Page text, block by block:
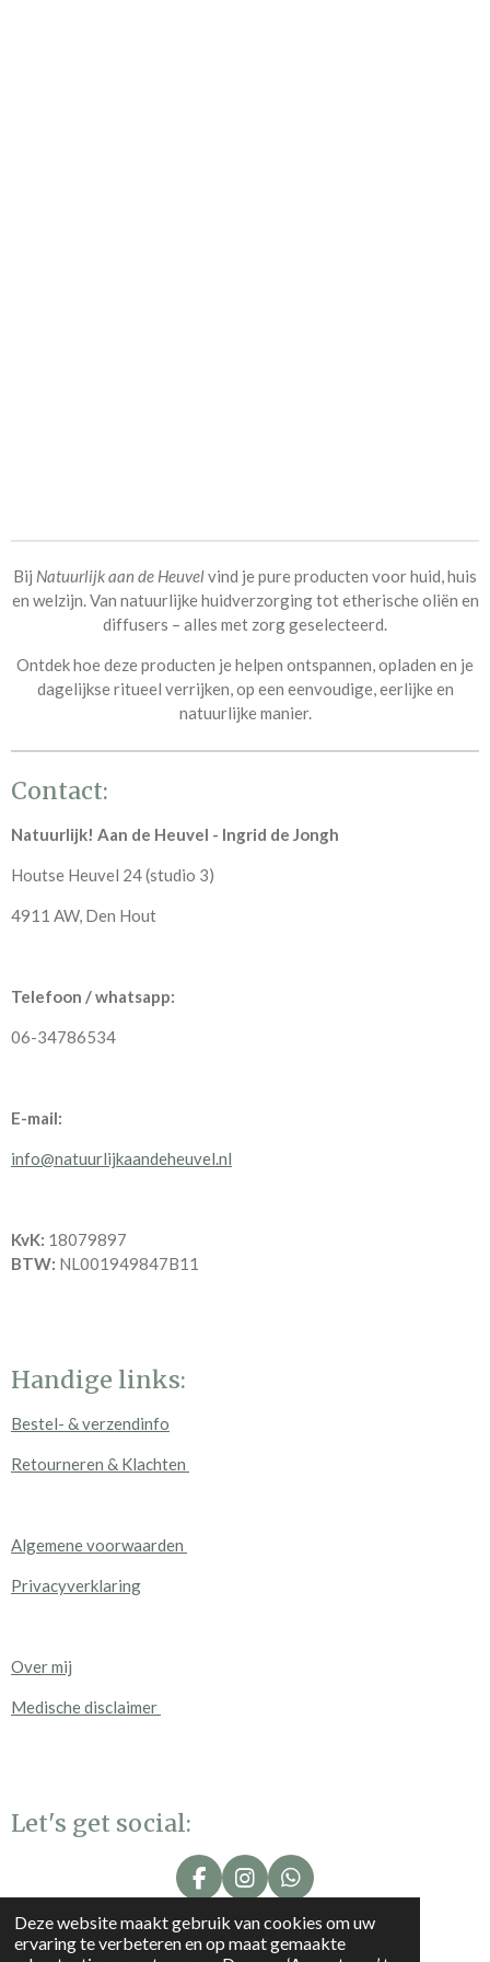
Deze website maakt gebruik van cookies om uw
ervaring te verbeteren en op maat gemaakte
Bij Natuurlijk aan de Heuvelvind je pure producten voor huid, huis
en welzijn. Van natuurlijke huidverzorging tot etherische oliën en
diffusers – alles met zorg geselecteerd.
Ontdek hoe deze producten je helpen ontspannen, opladen en je
dagelijkse ritueel verrijken, op een eenvoudige, eerlijke en
natuurlijke manier.
Contact:
Natuurlijk! Aan de Heuvel - Ingrid de Jongh
Houtse Heuvel 24 (studio 3)
4911 AW, Den Hout
Telefoon / whatsapp:
06-34786534
E-mail:
info@natuurlijkaandeheuvel.nl
KvK: 18079897
BTW: NL001949847B11
Handige links:
Bestel- & verzendinfo
Retourneren & Klachten
Algemene voorwaarden
Privacyverklaring
Over mij
Medische disclaimer
Let's get social:
F
c
e
I
s
t
W
a
t
Aangesloten bij: